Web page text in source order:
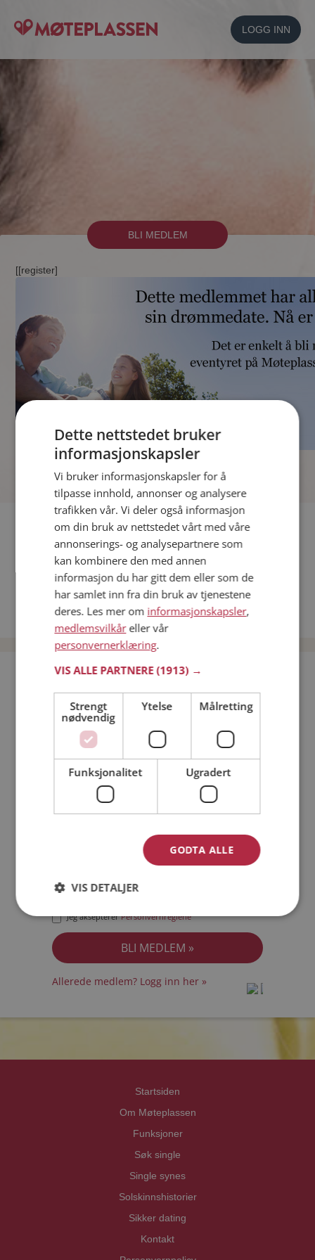
LOGG INN
BLI MEDLEM
[[register]
Fler single
Andre single fra Tønsberg
Kvinner fra Tønsberg
Date kvinner i Norge
Date menn i Norge
Bli medlem gratis!
Jeg er en:
Jeg akseptererPersonvernreglene
Allerede medlem? Logg inn her »
Startsiden
Om Møteplassen
Funksjoner
Søk single
Single synes
Solskinnshistorier
Sikker dating
Kontakt
Dette nettstedet bruker
informasjonskapsler
Vi bruker informasjonskapsler for å
tilpasse innhold, annonser og analysere
trafikken vår. Vi deler også informasjon
om din bruk av nettstedet vårt med våre
annonserings- og analysepartnere som
kan kombinere den med annen
informasjon du har gitt dem eller som de
har samlet inn fra din bruk av tjenestene
deres. Les mer om informasjonskapsler,
medlemsvilkåreller vår
personvernerklæring.
VIS ALLE PARTNERE(1913) →
Strengt
nødvendig
Ytelse Målretting
Funksjonalitet Ugradert
GODTA ALLE
VIS DETALJER